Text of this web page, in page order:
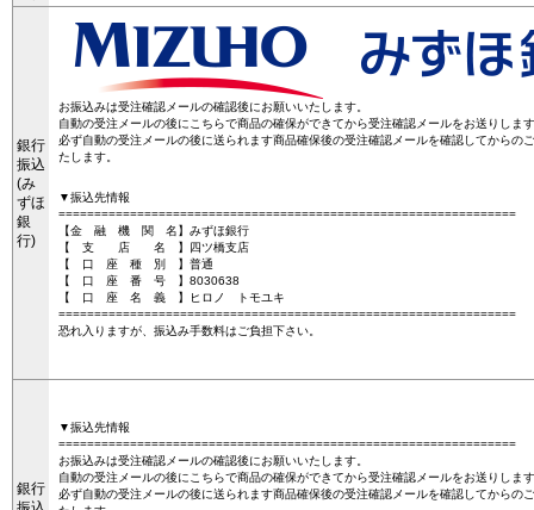
銀行
振込
(み
ずほ
銀
行)
お振込みは受注確認メールの確認後にお願いいたします。
自動の受注メールの後にこちらで商品の確保ができてから受注確認メールをお送りしま
必ず自動の受注メールの後に送られます商品確保後の受注確認メールを確認してからの
たします。
▼振込先情報
================================================================
【金 融 機 関 名】みずほ銀行
【 支 店 名 】四ツ橋支店
【 口 座 種 別 】普通
【 口 座 番 号 】8030638
【 口 座 名 義 】ヒロノ トモユキ
================================================================
恐れ入りますが、振込み手数料はご負担下さい。
銀行
▼振込先情報
================================================================
お振込みは受注確認メールの確認後にお願いいたします。
自動の受注メールの後にこちらで商品の確保ができてから受注確認メールをお送りしま
必ず自動の受注メールの後に送られます商品確保後の受注確認メールを確認してからの